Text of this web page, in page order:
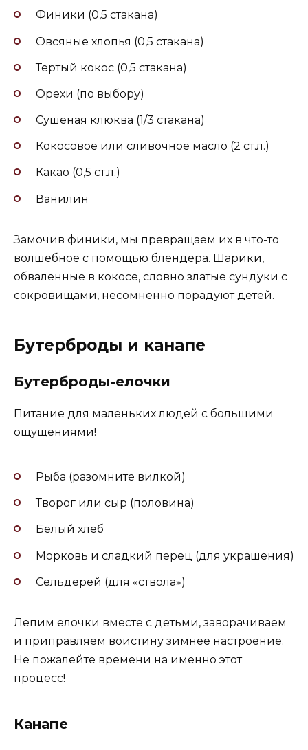
Финики (0,5 стакана)
Овсяные хлопья (0,5 стакана)
Тертый кокос (0,5 стакана)
Орехи (по выбору)
Сушеная клюква (1/3 стакана)
Кокосовое или сливочное масло (2 ст.л.)
Какао (0,5 ст.л.)
Ванилин
Замочив финики, мы превращаем их в что-то
волшебное с помощью блендера. Шарики,
обваленные в кокосе, словно златые сундуки с
сокровищами, несомненно порадуют детей.
Бутерброды и канапе
Бутерброды-елочки
Питание для маленьких людей с большими
ощущениями!
Рыба (разомните вилкой)
Творог или сыр (половина)
Белый хлеб
Морковь и сладкий перец (для украшения)
Сельдерей (для «ствола»)
Лепим елочки вместе с детьми, заворачиваем
и приправляем воистину зимнее настроение.
Не пожалейте времени на именно этот
процесс!
Канапе